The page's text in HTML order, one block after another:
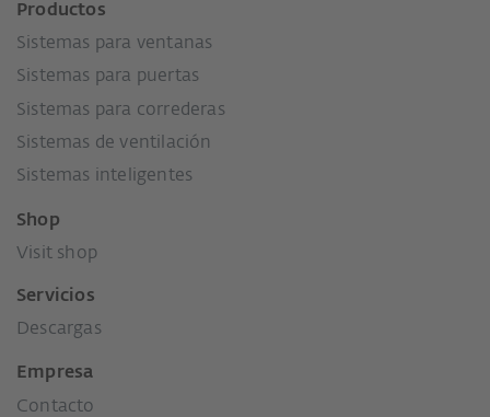
Productos
Sistemas para ventanas
Sistemas para puertas
Sistemas para correderas
Sistemas de ventilación
Sistemas inteligentes
Shop
Visit shop
Servicios
Descargas
Empresa
Contacto